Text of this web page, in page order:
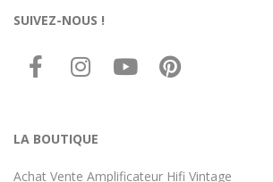
SUIVEZ-NOUS !
LA BOUTIQUE
Achat Vente Amplificateur Hifi Vintage